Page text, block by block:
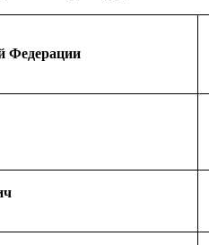
Федерации